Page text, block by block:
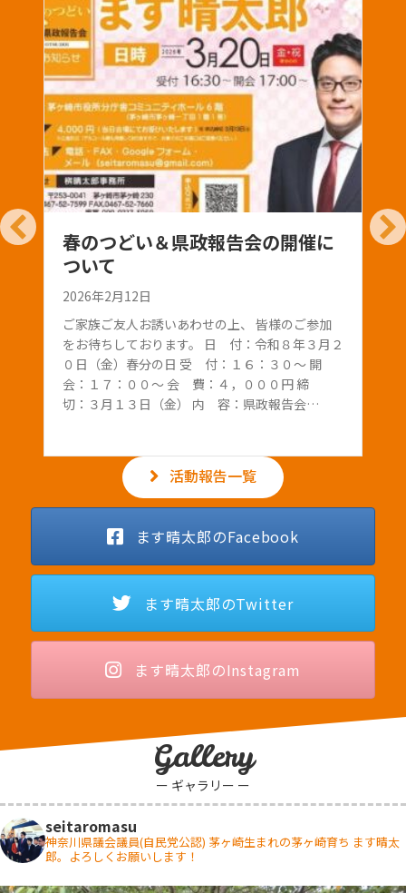
春のつどい＆県政報告会の開催に
2026年2月12日
ご家族ご友人お誘いあわせの上、 皆様のご参加
をお待ちしております。 日 付：令和８年３月２
０日（金）春分の日 受 付：１６：３０～ 開
会：１７：００～ 会 費：４，０００円 締
切：３月１３日（金） 内 容：県政報告会…
デ
活動報告一覧
ます晴太郎のFacebook
ます晴太郎のTwitter
ます晴太郎のInstagram
Gallery
ー ギャラリー ー
seitaromasu
神奈川県議会議員(自民党公認) 茅ヶ崎生まれの茅ヶ崎育ち ます晴太
郎。よろしくお願いします！